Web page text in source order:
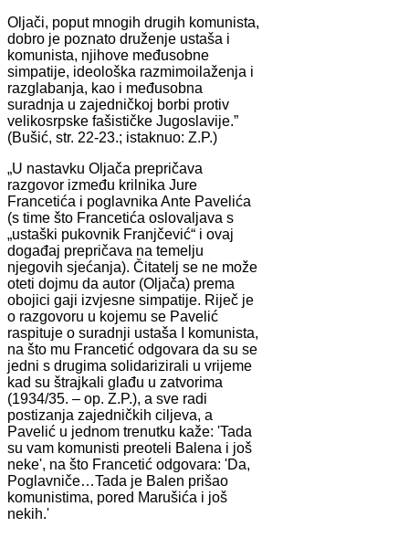
Oljači, poput mnogih drugih komunista,
dobro je poznato druženje ustaša i
komunista, njihove međusobne
simpatije, ideološka razmimoilaženja i
razglabanja, kao i međusobna
suradnja u zajedničkoj borbi protiv
velikosrpske fašističke Jugoslavije.”
(Bušić, str. 22-23.; istaknuo: Z.P.)
„U nastavku Oljača prepričava
razgovor između krilnika Jure
Francetića i poglavnika Ante Pavelića
(s time što Francetića oslovaljava s
„ustaški pukovnik Franjčević“ i ovaj
događaj prepričava na temelju
njegovih sjećanja). Čitatelj se ne može
oteti dojmu da autor (Oljača) prema
obojici gaji izvjesne simpatije. Riječ je
o razgovoru u kojemu se Pavelić
raspituje o suradnji ustaša I komunista,
na što mu Francetić odgovara da su se
jedni s drugima solidarizirali u vrijeme
kad su štrajkali glađu u zatvorima
(1934/35. – op. Z.P.), a sve radi
postizanja zajedničkih ciljeva, a
Pavelić u jednom trenutku kaže: 'Tada
su vam komunisti preoteli Balena i još
neke', na što Francetić odgovara: 'Da,
Poglavniče…Tada je Balen prišao
komunistima, pored Marušića i još
nekih.'